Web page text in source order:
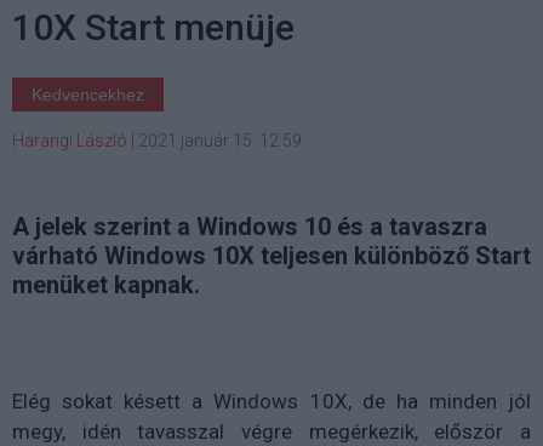
10X Start menüje
Kedvencekhez
Harangi László 2021 január 15. 12:59
A jelek szerint a Windows 10 és a tavaszra
várható Windows 10X teljesen különböző Start
menüket kapnak.
Elég sokat késett a Windows 10X, de ha minden jól
megy, idén tavasszal végre megérkezik, először a